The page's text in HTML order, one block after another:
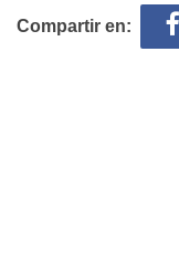
Compartir en: